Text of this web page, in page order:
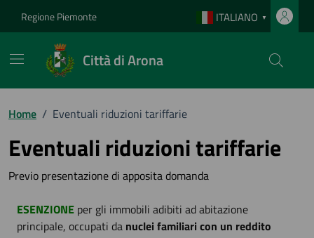
Regione Piemonte ITALIANO ▼
Città di Arona
Home / Eventuali riduzioni tariffarie
Eventuali riduzioni tariffarie
Previo presentazione di apposita domanda
ESENZIONE per gli immobili adibiti ad abitazione
principale, occupati da nuclei familiari con un reddito